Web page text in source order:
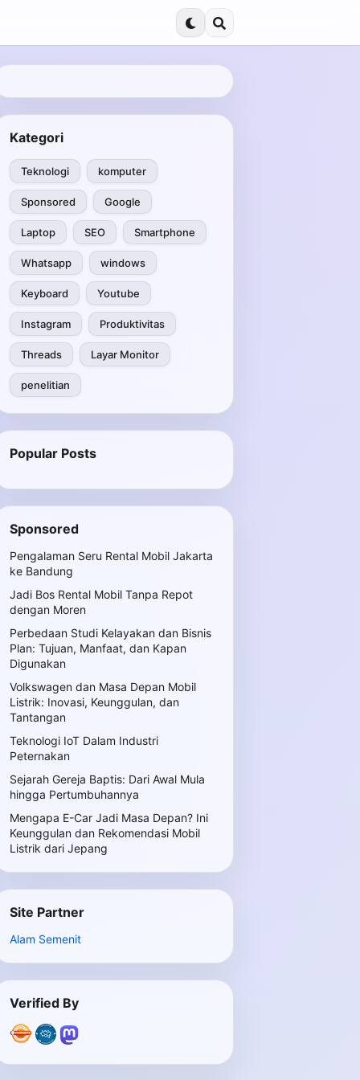
Kategori
Teknologi komputer
Sponsored Google
Laptop SEO Smartphone
Whatsapp windows
Keyboard Youtube
Instagram Produktivitas
Threads Layar Monitor
penelitian
Popular Posts
Sponsored
Pengalaman Seru Rental Mobil Jakarta
ke Bandung
Jadi Bos Rental Mobil Tanpa Repot
dengan Moren
Perbedaan Studi Kelayakan dan Bisnis
Plan: Tujuan, Manfaat, dan Kapan
Digunakan
Volkswagen dan Masa Depan Mobil
Listrik: Inovasi, Keunggulan, dan
Tantangan
Teknologi IoT Dalam Industri
Peternakan
Sejarah Gereja Baptis: Dari Awal Mula
hingga Pertumbuhannya
Mengapa E-Car Jadi Masa Depan? Ini
Keunggulan dan Rekomendasi Mobil
Listrik dari Jepang
Site Partner
Alam Semenit
Verified By